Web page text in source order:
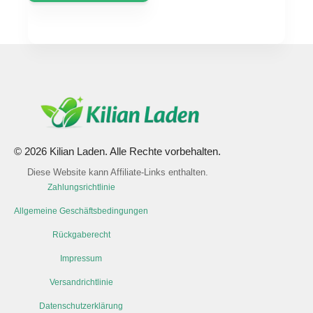
© 2026 Kilian Laden. Alle Rechte vorbehalten.
Diese Website kann Affiliate-Links enthalten.
Zahlungsrichtlinie
Allgemeine Geschäftsbedingungen
Rückgaberecht
Impressum
Versandrichtlinie
Datenschutzerklärung